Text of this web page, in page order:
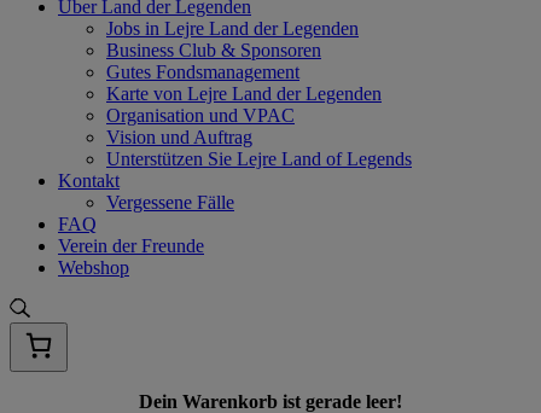
Über Land der Legenden
Jobs in Lejre Land der Legenden
Business Club & Sponsoren
Gutes Fondsmanagement
Karte von Lejre Land der Legenden
Organisation und VPAC
Vision und Auftrag
Unterstützen Sie Lejre Land of Legends
Kontakt
Vergessene Fälle
FAQ
Verein der Freunde
Webshop
Dein Warenkorb ist gerade leer!